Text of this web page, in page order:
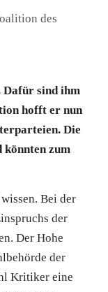
Dafür sind ihm
hofft er nun
Die
könnten zum
Bei der
der
Der Hohe
der
Kritiker eine